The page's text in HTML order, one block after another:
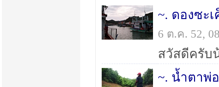
~. ดองซะ
6 ต.ค. 52,
~. น้ำตาพ่